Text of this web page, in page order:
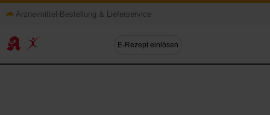
Arzneimittel-Bestellung & Lieferservice
E-Rezept einlösen